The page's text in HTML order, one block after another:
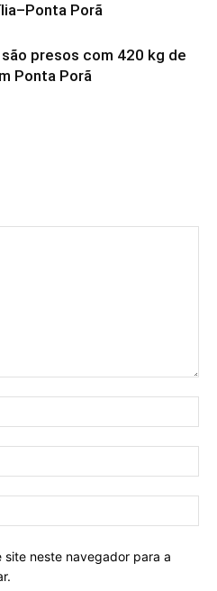
Porã
presos com 420 kg de
Ponta Porã
site neste navegador para a